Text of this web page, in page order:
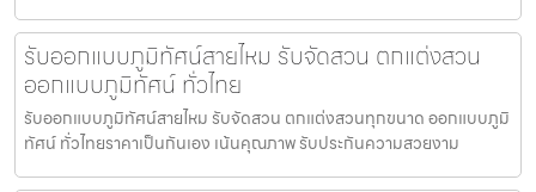
รับออกแบบภูมิทัศน์สายไหม รับจัดสวน ตกแต่งสวน
ออกแบบภูมิทัศน์ ทั่วไทย
รับออกแบบภูมิทัศน์สายไหม รับจัดสวน ตกแต่งสวนทุกขนาด ออกแบบภูมิ
ทัศน์ ทั่วไทยราคาเป็นกันเอง เน้นคุณภาพ รับประกันความสวยงาม